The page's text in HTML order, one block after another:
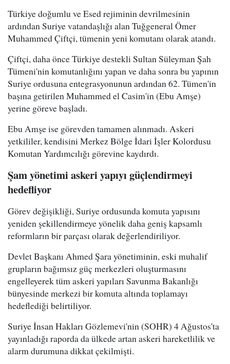
Türkiye doğumlu ve Esed rejiminin devrilmesinin
ardından Suriye vatandaşlığı alan Tuğgeneral Ömer
Muhammed Çiftçi, tümenin yeni komutanı olarak atandı.
Çiftçi, daha önce Türkiye destekli Sultan Süleyman Şah
Tümeni'nin komutanlığını yapan ve daha sonra bu yapının
Suriye ordusuna entegrasyonunun ardından 62. Tümen'in
başına getirilen Muhammed el Casim'in (Ebu Amşe)
yerine göreve başladı.
Ebu Amşe ise görevden tamamen alınmadı. Askeri
yetkililer, kendisini Merkez Bölge İdari İşler Kolordusu
Komutan Yardımcılığı görevine kaydırdı.
Şam yönetimi askeri yapıyı güçlendirmeyi
hedefliyor
Görev değişikliği, Suriye ordusunda komuta yapısını
yeniden şekillendirmeye yönelik daha geniş kapsamlı
reformların bir parçası olarak değerlendiriliyor.
Devlet Başkanı Ahmed Şara yönetiminin, eski muhalif
grupların bağımsız güç merkezleri oluşturmasını
engelleyerek tüm askeri yapıları Savunma Bakanlığı
bünyesinde merkezi bir komuta altında toplamayı
hedeflediği belirtiliyor.
Suriye İnsan Hakları Gözlemevi'nin (SOHR) 4 Ağustos'ta
yayınladığı raporda da ülkede artan askeri hareketlilik ve
alarm durumuna dikkat çekilmişti.